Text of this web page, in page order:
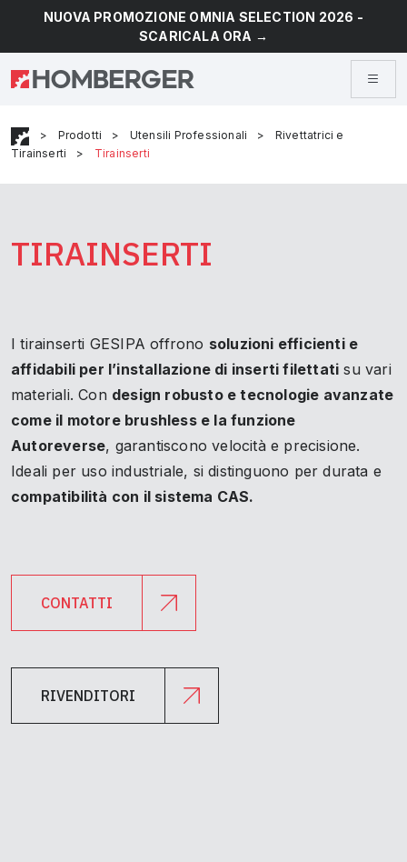
NUOVA PROMOZIONE OMNIA SELECTION 2026 -
SCARICALA ORA →
> Prodotti > Utensili Professionali >
Rivettatrici e
Tirainserti
> Tirainserti
TIRAINSERTI
I tirainserti GESIPA offrono soluzioni efficienti e
affidabili per l’installazione di inserti filettati su vari
materiali. Con design robusto e tecnologie avanzate
come il motore brushless e la funzione
Autoreverse, garantiscono velocità e precisione.
Ideali per uso industriale, si distinguono per durata e
compatibilità con il sistema CAS.
CONTATTI
RIVENDITORI